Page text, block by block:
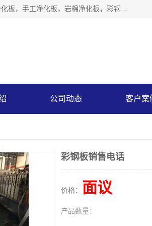
山东中汇彩钢有限公司专业从事聚氨酯封边岩棉板、岩棉板的生产制造，主要产品有：净化板，手工净化板，岩棉净化板，彩钢板，聚氨酯封边岩棉复合板，聚氨酯封边岩棉夹芯板。
公司动态 客户案
彩钢板销售电话
价格： 面议
产品数量：